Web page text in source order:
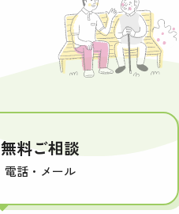
無料ご相談
電話・メール